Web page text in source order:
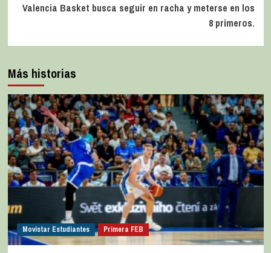
Valencia Basket busca seguir en racha y meterse en los
8 primeros.
Más historias
Movistar Estudiantes Primera FEB